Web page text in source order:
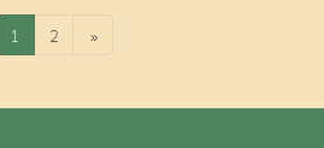
固
定
ー
1
固
ー
2 »